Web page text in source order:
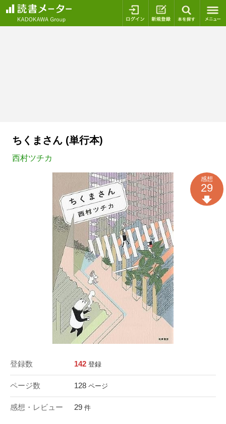
ログイン 新規登録
ちくまさん (単行本)
西村ツチカ
登録数 142 登録
ページ数 128 ページ
感想・レビュー 29 件
感想
29